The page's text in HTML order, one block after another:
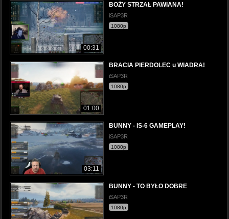
00:31
BOŻY STRZAŁ PAWIANA!
iSAP3R
1080p
01:00
BRACIA PIERDOLEC u WIADRA!
iSAP3R
1080p
03:11
BUNNY - IS-6 GAMEPLAY!
iSAP3R
1080p
BUNNY - TO BYŁO DOBRE
iSAP3R
1080p